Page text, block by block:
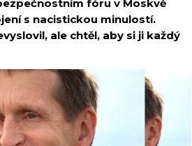
fóru v Moskvě
s nacistickou minulostí.
ale chtěl, aby si ji každý